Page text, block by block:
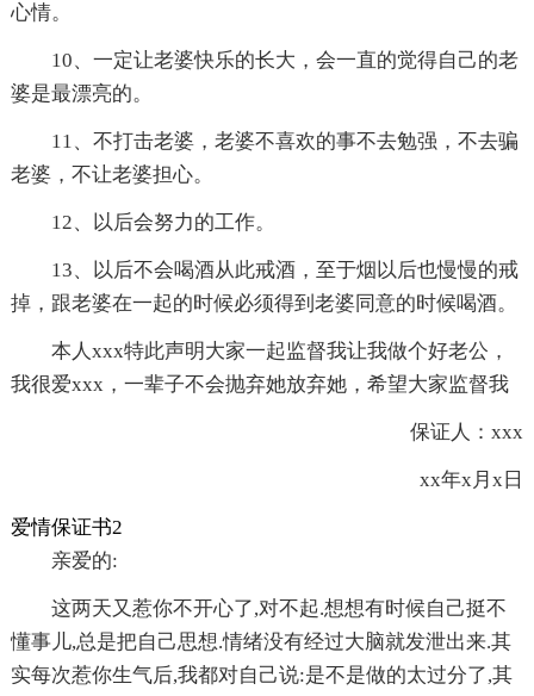
心情。
10、一定让老婆快乐的长大，会一直的觉得自己的老
婆是最漂亮的。
11、不打击老婆，老婆不喜欢的事不去勉强，不去骗
老婆，不让老婆担心。
12、以后会努力的工作。
13、以后不会喝酒从此戒酒，至于烟以后也慢慢的戒
掉，跟老婆在一起的时候必须得到老婆同意的时候喝酒。
本人xxx特此声明大家一起监督我让我做个好老公，
我很爱xxx，一辈子不会抛弃她放弃她，希望大家监督我
保证人：xxx
xx年x月x日
爱情保证书2
亲爱的:
这两天又惹你不开心了,对不起.想想有时候自己挺不
懂事儿,总是把自己思想.情绪没有经过大脑就发泄出来.其
实每次惹你生气后,我都对自己说:是不是做的太过分了,其